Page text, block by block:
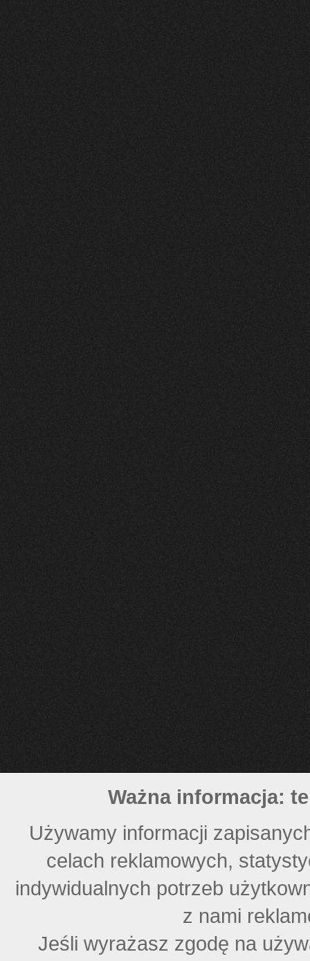
Ważna informacja:
Używamy informacji
celach reklamowych,
indywidualnych potrzeb
z nami
Jeśli wyrażasz zgodę na